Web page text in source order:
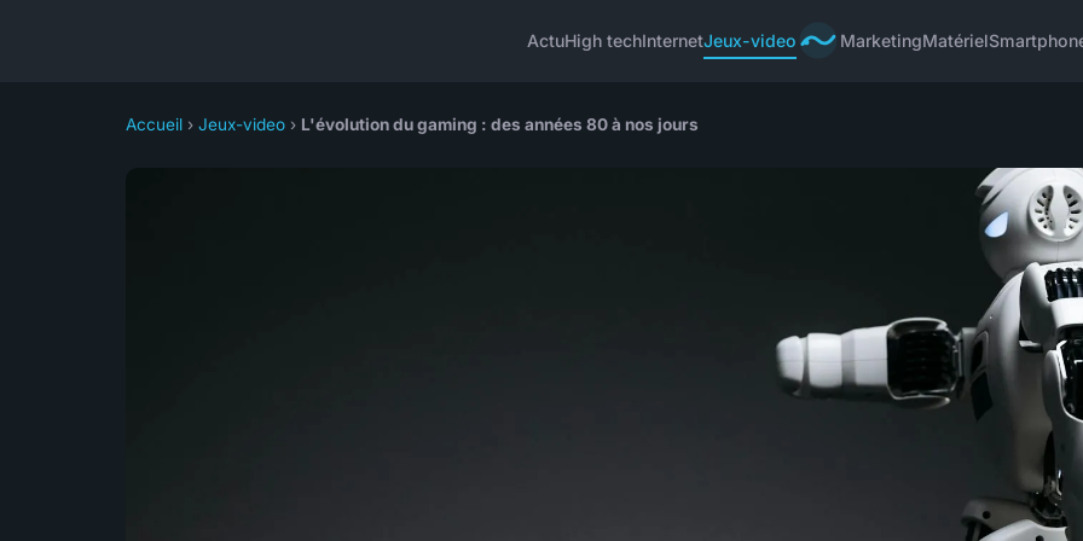
ActuHigh techInternetJeux-video MarketingMatériel
Accueil › Jeux-video › L'évolution du gaming : des années 80 à nos jours